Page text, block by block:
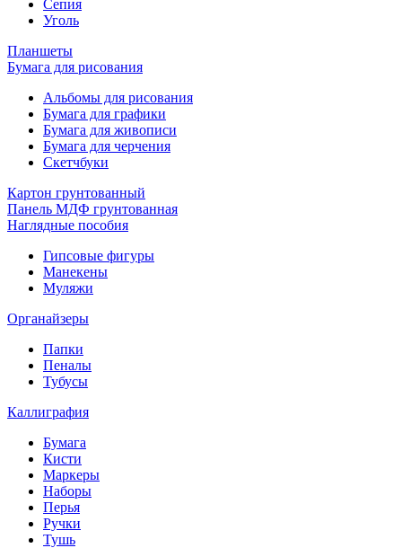
Сепия
Уголь
Планшеты
Бумага для рисования
Альбомы для рисования
Бумага для графики
Бумага для живописи
Бумага для черчения
Скетчбуки
Картон грунтованный
Панель МДФ грунтованная
Наглядные пособия
Гипсовые фигуры
Манекены
Муляжи
Органайзеры
Папки
Пеналы
Тубусы
Каллиграфия
Бумага
Кисти
Маркеры
Наборы
Перья
Ручки
Тушь